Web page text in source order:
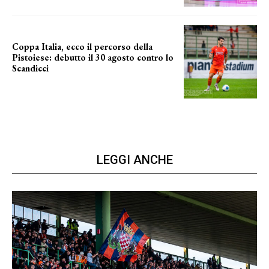
Coppa Italia, ecco il percorso della
Pistoiese: debutto il 30 agosto contro lo
Scandicci
LEGGI ANCHE